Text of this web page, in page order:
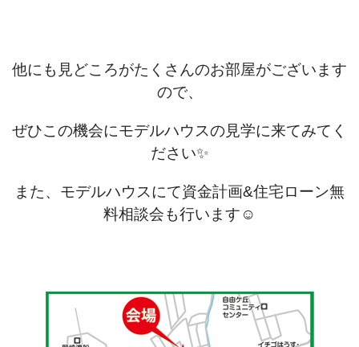
他にも見どころがたくさんのお部屋がございます
ので、
ぜひこの機会にモデルハウスの見学に来てみてく
ださい✨
また、モデルハウスにて資金計画&住宅ローン無
料相談会も行います☺